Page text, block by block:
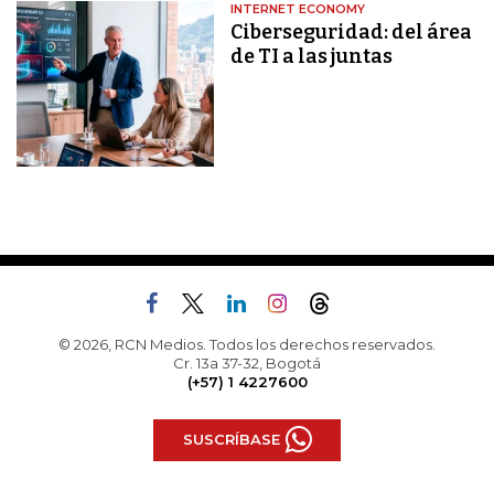
INTERNET ECONOMY
Ciberseguridad: del área
de TI a las juntas
© 2026, RCN Medios. Todos los derechos reservados.
Cr. 13a 37-32, Bogotá
(+57) 1 4227600
SUSCRÍBASE